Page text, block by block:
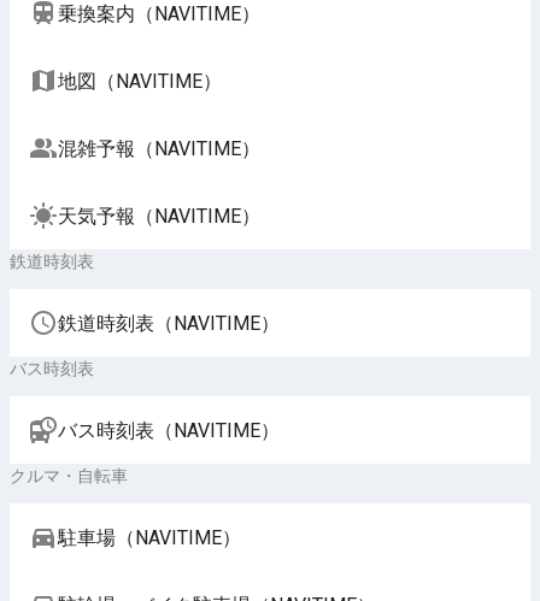
乗換案内（NAVITIME）
地図（NAVITIME）
混雑予報（NAVITIME）
天気予報（NAVITIME）
鉄道時刻表
鉄道時刻表（NAVITIME）
バス時刻表
バス時刻表（NAVITIME）
クルマ・自転車
駐車場（NAVITIME）